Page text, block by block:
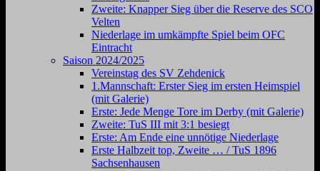
Zweite: Knapper Sieg über die Reserve des SCO
Velten
Niederlage im umkämpfte Spiel beim OFC
Eintracht
Saison 2024/2025
Vereinstag des SV Zehdenick
1.Mannschaft: Erster Sieg im ersten Heimspiel
(mit Galerie)
Erste: Jede Menge Tore im Derby (mit Galerie)
Zweite: TuS III mit 3:1 besiegt
Erste: Am Ende eine unnötige Niederlage
Erste Halbzeit top, Zweite … / TuS 1896
Sachsenhausen